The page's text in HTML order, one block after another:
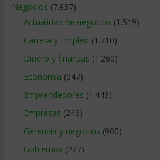
Negocios (7.837)
Actualidad de negocios (1.519)
Carrera y Empleo (1.710)
Dinero y finanzas (1.260)
Economía (947)
Emprendedores (1.443)
Empresas (246)
Gerencia y negocios (900)
Gobiernos (227)